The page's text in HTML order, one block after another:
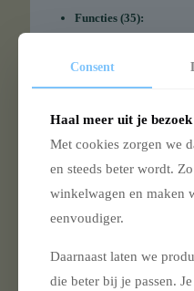
Functies (35):
Draadknipper
Kurkentrekker
Mini
Blikopener
Schroevendraaier
Flesopener
Kratopener
Draadbuiger
Consent
Haal meer uit je bezoek
Met cookies zorgen we
en steeds beter wordt.
winkelwagen en maken
eenvoudiger.
Daarnaast laten we
die beter bij je passen.